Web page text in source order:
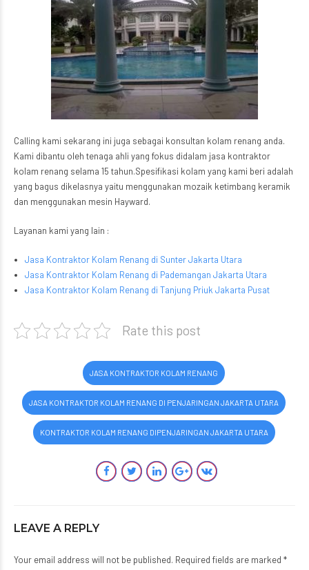
Calling kami sekarang ini juga sebagai konsultan kolam renang anda.
Kami dibantu oleh tenaga ahli yang fokus didalam jasa kontraktor
kolam renang selama 15 tahun.Spesifikasi kolam yang kami beri adalah
yang bagus dikelasnya yaitu menggunakan mozaik ketimbang keramik
dan menggunakan mesin Hayward.
Layanan kami yang lain :
Jasa Kontraktor Kolam Renang di Sunter Jakarta Utara
Jasa Kontraktor Kolam Renang di Pademangan Jakarta Utara
Jasa Kontraktor Kolam Renang di Tanjung Priuk Jakarta Pusat
Rate this post
JASA KONTRAKTOR KOLAM RENANG
JASA KONTRAKTOR KOLAM RENANG DI PENJARINGAN JAKARTA UTARA
KONTRAKTOR KOLAM RENANG DIPENJARINGAN JAKARTA UTARA
LEAVE A REPLY
Your email address will not be published. Required fields are marked *